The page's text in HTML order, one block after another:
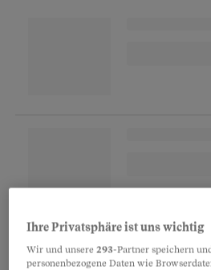
Die Zahl der positiven
verdoppelte sich zuletzt alle
Ihre Privatsphäre ist uns wichtig
Wir und unsere293-Partner speichern
personenbezogene Daten wie